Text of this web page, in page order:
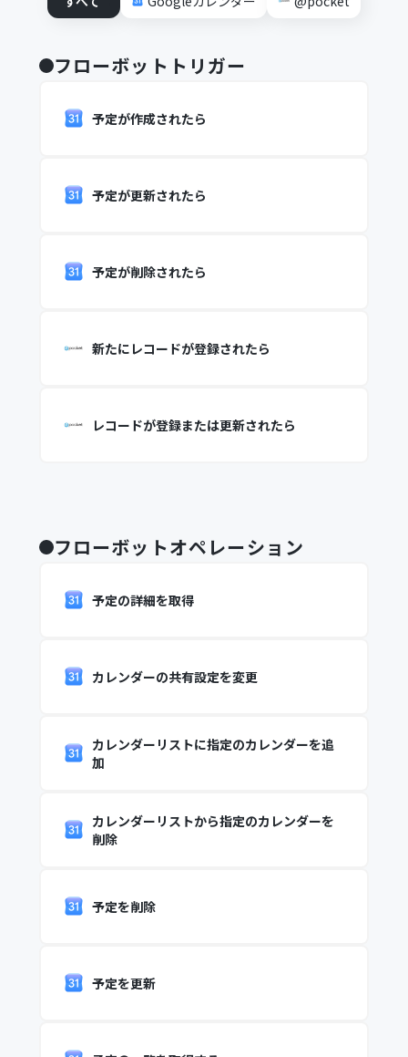
フローボットトリガー
予定が作成されたら
予定が更新されたら
予定が削除されたら
新たにレコードが登録されたら
レコードが登録または更新されたら
フローボットオペレーション
予定の詳細を取得
カレンダーの共有設定を変更
カレンダーリストに指定のカレンダーを追
加
カレンダーリストから指定のカレンダーを
削除
予定を削除
予定を更新